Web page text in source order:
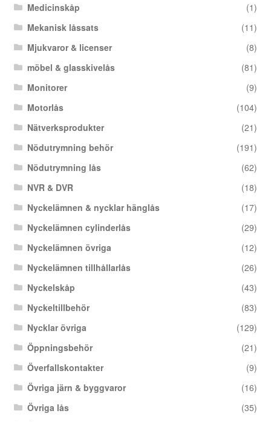
Medicinskåp
(1)
Mekanisk låssats
(11)
Mjukvaror & licenser
(8)
möbel & glasskivelås
(81)
Monitorer
(9)
Motorlås
(104)
Nätverksprodukter
(21)
Nödutrymning behör
(191)
Nödutrymning lås
(62)
NVR & DVR
(18)
Nyckelämnen & nycklar hänglås
(17)
Nyckelämnen cylinderlås
(29)
Nyckelämnen övriga
(12)
Nyckelämnen tillhållarlås
(26)
Nyckelskåp
(43)
Nyckeltillbehör
(83)
Nycklar övriga
(129)
Öppningsbehör
(21)
Överfallskontakter
(9)
Övriga järn & byggvaror
(16)
Övriga lås
(35)